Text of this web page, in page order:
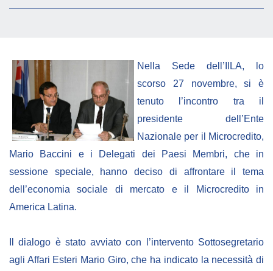
COOPERAZIONE
Patrimonio culturale
Empowerment socio- economico
Giustizia e Sicurezza
EUROsociAL
EL PAcCTO
EUROFRONT
AL-INVEST Verde
Nella Sede dell’IILA, lo
scorso 27 novembre, si è
tenuto l’incontro tra il
presidente dell’Ente
Nazionale per il Microcredito,
Mario Baccini e i Delegati dei Paesi Membri, che in
sessione speciale, hanno deciso di affrontare il tema
dell’economia sociale di mercato e il Microcredito in
America Latina.
Il dialogo è stato avviato con l’intervento Sottosegretario
agli Affari Esteri Mario Giro, che ha indicato la necessità di